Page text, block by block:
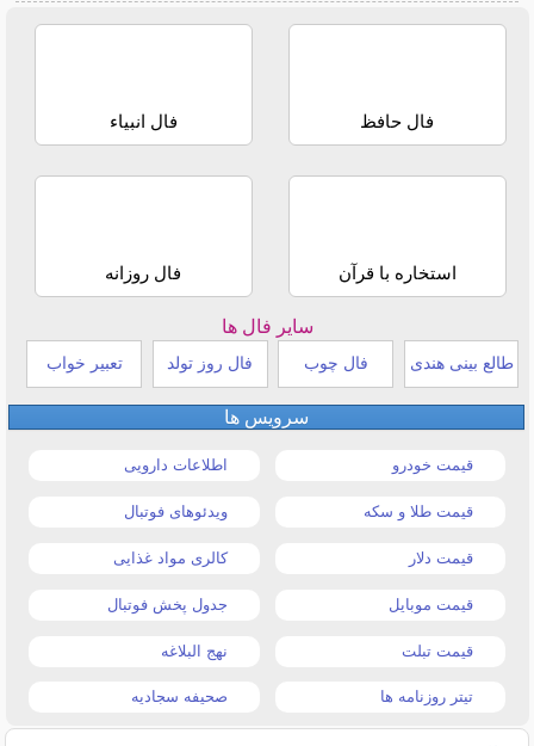
فال حافظ فال انبیاء
استخاره با قرآن فال روزانه
سایر فال ها
طالع بینی هندی فال چوب فال روز تولد تعبیر خواب
سرویس ها
قیمت خودرو اطلاعات دارویی
قیمت طلا و سکه ویدئوهای فوتبال
قیمت دلار کالری مواد غذایی
قیمت موبایل جدول پخش فوتبال
قیمت تبلت نهج البلاغه
تیتر روزنامه ها صحیفه سجادیه